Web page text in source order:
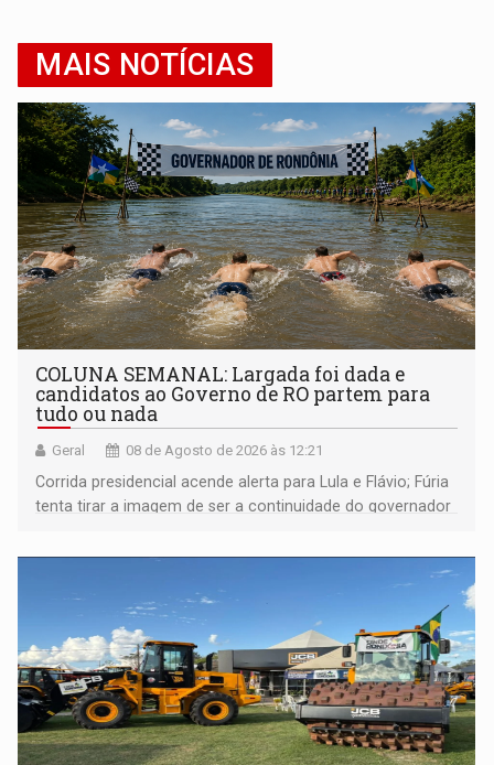
MAIS NOTÍCIAS
COLUNA SEMANAL: Largada foi dada e
candidatos ao Governo de RO partem para
tudo ou nada
Geral 08 de Agosto de 2026 às 12:21
Corrida presidencial acende alerta para Lula e Flávio; Fúria
tenta tirar a imagem de ser a continuidade do governador
não ter entrado no modo eleição; ABAV faz evento em